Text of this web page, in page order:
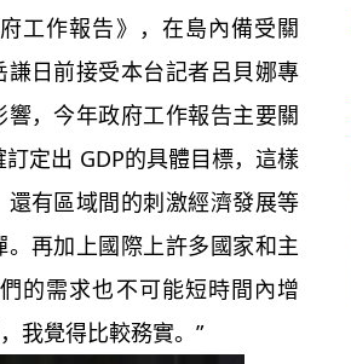
作報告》，在島內備受關
日前接受本台記者呂貝娜專
，今年政府工作報告主要關
定出 GDP的具體目標，這樣
有區域間的刺激經濟發展等
再加上國際上許多國家和主
的需求也不可能短時間內增
我覺得比較務實。”